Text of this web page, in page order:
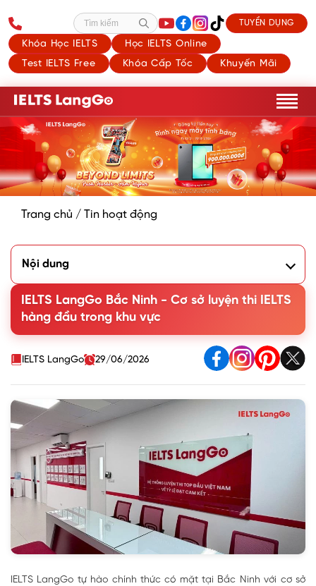
Khóa Học IELTS
Học IELTS Online
Test IELTS Free
Khóa Cấp Tốc Khuyến Mãi
Tìm kiếm TUYỂN DỤNG
Trang chủ / Tin hoạt động
Nội dung
2. Không gian học tập được đầu tư bài bản
3. Địa chỉ học IELTS đáng tin cậy tại Tiên Du, Bắc Ninh
4. Chất lượng đào tạo top đầu - Tỷ lệ đạt cam kết ấn
tượng
IELTS LangGo Bắc Ninh - Cơ sở luyện thi IELTS
hàng đầu trong khu vực
IELTS LangGo 29/06/2026
IELTS LangGo tự hào chính thức có mặt tại Bắc Ninh với cơ sở